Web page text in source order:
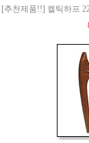
[추천제품!!] 켈틱하프